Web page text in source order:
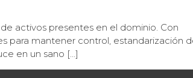
activos presentes en el dominio. Con
para mantener control, estandarización
en un sano […]